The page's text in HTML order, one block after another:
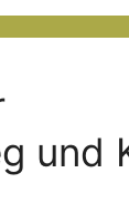
und